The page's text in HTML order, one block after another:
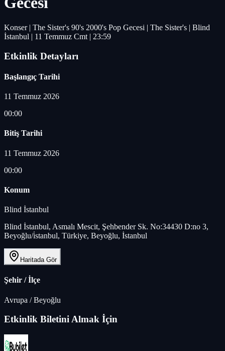
Konser | The Sister's 90's 2000's Pop Gecesi | The Sister's | Blind
İstanbul | 11 Temmuz Cmt | 23:59
Etkinlik Detayları
Başlangıç Tarihi
11 Temmuz 2026
00:00
Bitiş Tarihi
11 Temmuz 2026
00:00
Konum
Blind İstanbul
Blind İstanbul, Asmalı Mescit, Şehbender Sk. No:34430 D:no 3,
Beyoğlu/i̇stanbul, Türkiye, Beyoğlu, İstanbul
Haritada Gör
Şehir / İlçe
Avrupa /Beyoğlu
Etkinlik Biletini Almak İçin